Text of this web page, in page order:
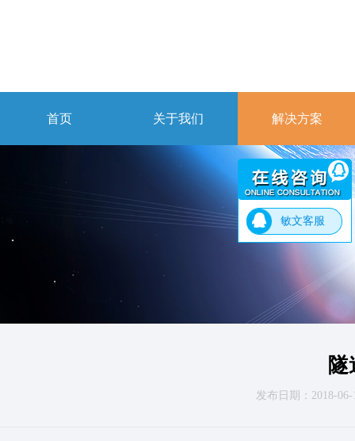
首页 关于我们 解决方案
发布日期：2018-06-
敏文客服